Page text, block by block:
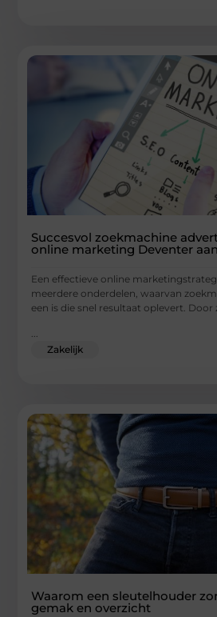
Succesvol zoekmachine
online marketing Deventer
Een effectieve online
meerdere onderdelen, waarvan
een is die snel resultaat oplevert. Door
...
Zakelijk
Waarom een sleutelhouder
gemak en overzicht